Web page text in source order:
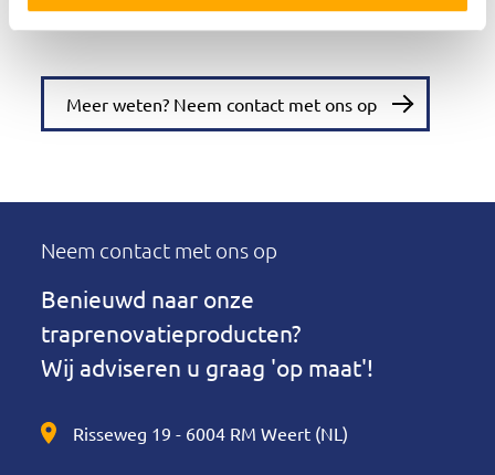
Meer weten? Neem contact met ons op
Neem contact met ons op
Benieuwd naar onze
traprenovatieproducten?
Wij adviseren u graag 'op maat'!
Risseweg 19 - 6004 RM Weert (NL)